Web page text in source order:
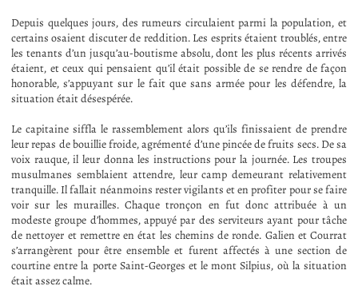
Depuis quelques jours, des rumeurs circulaient parmi la population, et
certains osaient discuter de reddition. Les esprits étaient troublés, entre
les tenants d’un jusqu’au-boutisme absolu, dont les plus récents arrivés
étaient, et ceux qui pensaient qu’il était possible de se rendre de façon
honorable, s’appuyant sur le fait que sans armée pour les défendre, la
situation était désespérée.
Le capitaine siffla le rassemblement alors qu’ils finissaient de prendre
leur repas de bouillie froide, agrémenté d’une pincée de fruits secs. De sa
voix rauque, il leur donna les instructions pour la journée. Les troupes
musulmanes semblaient attendre, leur camp demeurant relativement
tranquille. Il fallait néanmoins rester vigilants et en profiter pour se faire
voir sur les murailles. Chaque tronçon en fut donc attribuée à un
modeste groupe d’hommes, appuyé par des serviteurs ayant pour tâche
de nettoyer et remettre en état les chemins de ronde. Galien et Courrat
s’arrangèrent pour être ensemble et furent affectés à une section de
courtine entre la porte Saint-Georges et le mont Silpius, où la situation
était assez calme.